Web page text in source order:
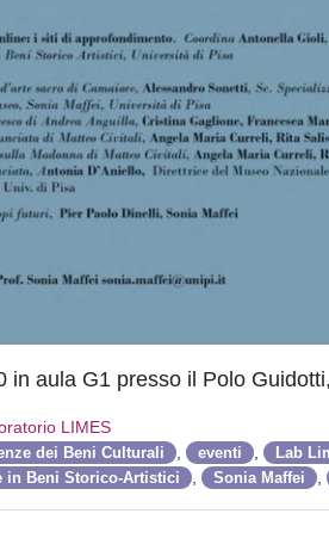
in aula G1 presso il Polo
LIMES
dei Beni Culturali eventi Lab
in Beni Storico-Artistici Sonia Maffei